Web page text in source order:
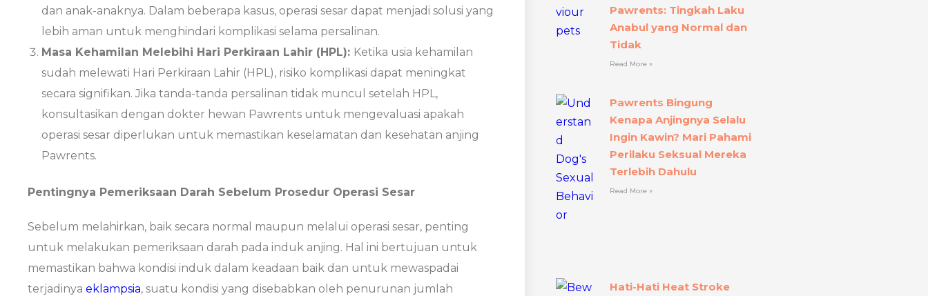
dan anak-anaknya. Dalam beberapa kasus, operasi sesar dapat menjadi solusi yang
lebih aman untuk menghindari komplikasi selama persalinan.
Masa Kehamilan Melebihi Hari Perkiraan Lahir (HPL): Ketika usia kehamilan
sudah melewati Hari Perkiraan Lahir (HPL), risiko komplikasi dapat meningkat
secara signifikan. Jika tanda-tanda persalinan tidak muncul setelah HPL,
konsultasikan dengan dokter hewan Pawrents untuk mengevaluasi apakah
operasi sesar diperlukan untuk memastikan keselamatan dan kesehatan anjing
Pawrents.
Pentingnya Pemeriksaan Darah Sebelum Prosedur Operasi Sesar
Sebelum melahirkan, baik secara normal maupun melalui operasi sesar, penting
untuk melakukan pemeriksaan darah pada induk anjing. Hal ini bertujuan untuk
memastikan bahwa kondisi induk dalam keadaan baik dan untuk mewaspadai
terjadinya eklampsia, suatu kondisi yang disebabkan oleh penurunan jumlah
Pawrents: Tingkah Laku
Anabul yang Normal dan
Tidak
Read More »
Pawrents Bingung
Kenapa Anjingnya Selalu
Ingin Kawin? Mari Pahami
Perilaku Seksual Mereka
Terlebih Dahulu
Read More »
Hati-Hati Heat Stroke